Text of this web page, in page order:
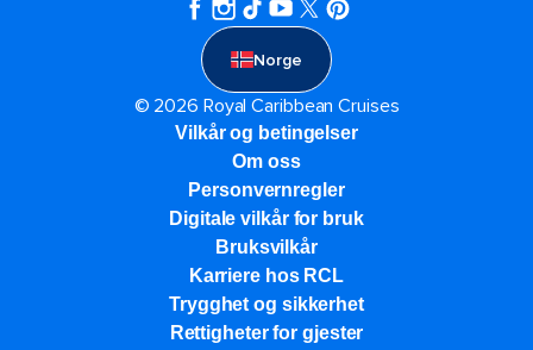
Norge
© 2026 Royal Caribbean Cruises
Vilkår og betingelser
Om oss
Personvernregler
Digitale vilkår for bruk
Bruksvilkår
Karriere hos RCL
Trygghet og sikkerhet​
Rettigheter for gjester